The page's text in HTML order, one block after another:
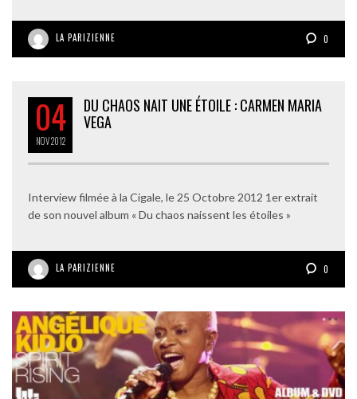
LA PARIZIENNE 0
04
NOV2012
DU CHAOS NAIT UNE ÉTOILE : CARMEN MARIA
VEGA
Interview filmée à la Cigale, le 25 Octobre 2012 1er extrait
de son nouvel album « Du chaos naissent les étoiles »
LA PARIZIENNE 0